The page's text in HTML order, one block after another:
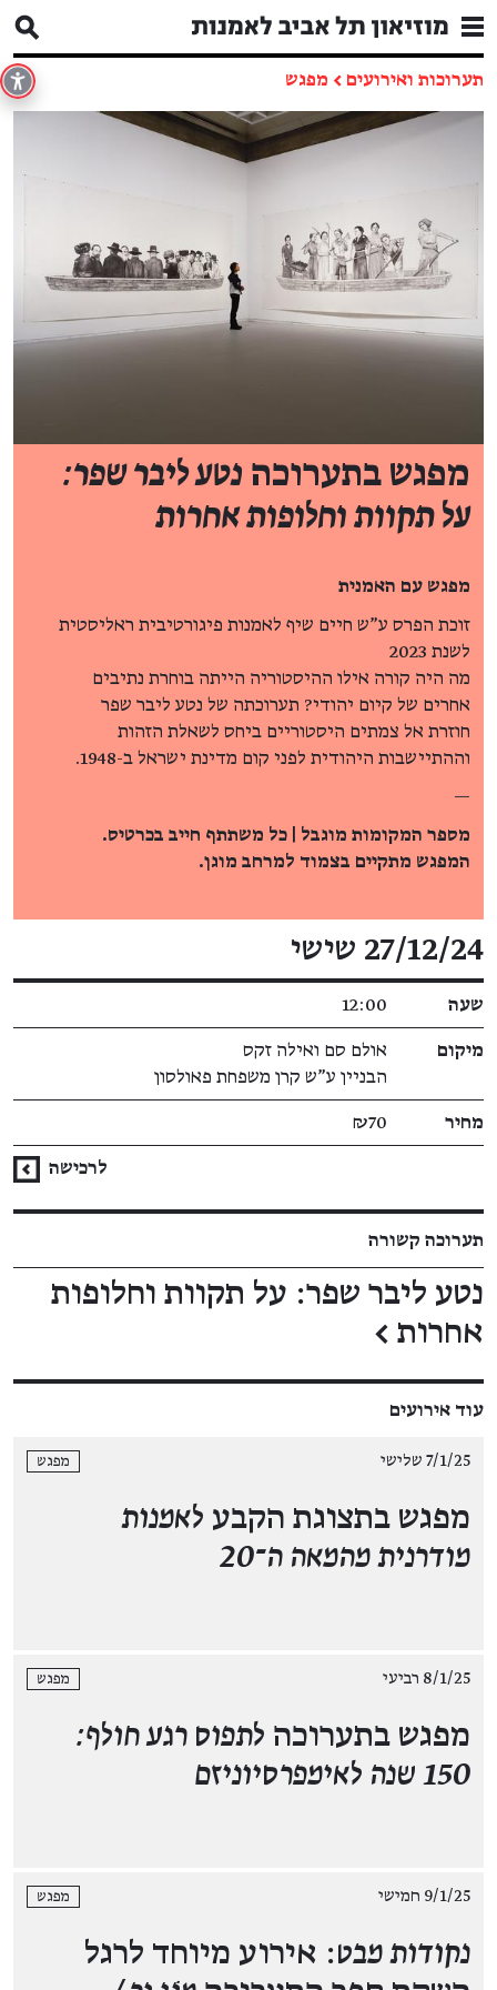
תערוכות ואירועים ← מפגש
מפגש בתערוכה נטע ליבר שפר:
על תקוות וחלופות אחרות
מפגש עם האמנית
זוכת הפרס ע"ש חיים שיף לאמנות פיגורטיבית ראליסטית
לשנת 2023
מה היה קורה אילו ההיסטוריה הייתה בוחרת נתיבים
אחרים של קיום יהודי? תערוכתה של נטע ליבר שפר
חוזרת אל צמתים היסטוריים ביחס לשאלת הזהות
וההתיישבות היהודית לפני קום מדינת ישראל ב-1948.
—
מספר המקומות מוגבל | כל משתתף חייב בכרטיס.
המפגש מתקיים בצמוד למרחב מוגן.
פרטי האירוע
27/12/24 שישי
שעה 12:00
מיקום
אולם סם ואילה זקס
הבניין ע"ש קרן משפחת פאולסון
מחיר ₪70
לרכישה
תערוכה קשורה
נטע ליבר שפר: על תקוות וחלופות
אחרות ←
עוד אירועים
7/1/25 שלישי מפגש
מפגש בתצוגת הקבע לאמנות
מודרנית מהמאה ה־20
8/1/25 רביעי מפגש
מפגש בתערוכה לתפוס רגע חולף:
150 שנה לאימפרסיוניזם
9/1/25 חמישי מפגש
נקודות מבט: אירוע מיוחד לרגל